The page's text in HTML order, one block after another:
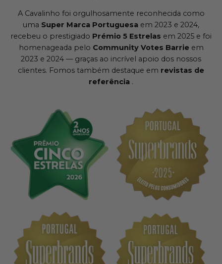
A Cavalinho foi orgulhosamente reconhecida como
uma Super Marca Portuguesa em 2023 e 2024,
recebeu o prestigiado Prémio 5 Estrelas em 2025 e foi
homenageada pelo Community Votes Barrie em
2023 e 2024 — graças ao incrível apoio dos nossos
clientes. Fomos também destaque em revistas de
referência .